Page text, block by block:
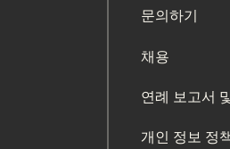
문의하기
채용
연례 보고서
개인 정보 정